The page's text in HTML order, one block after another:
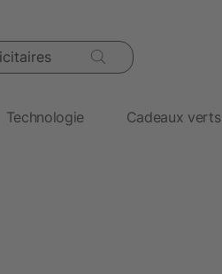
Technologie Cadeaux verts